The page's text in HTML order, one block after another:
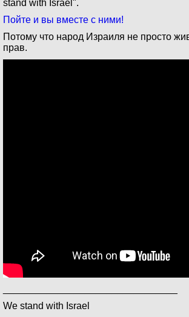
stand with Israel".
Пойте и вы вместе с ними!
Потому что народ Израиля не просто
прав.
We stand with Israel